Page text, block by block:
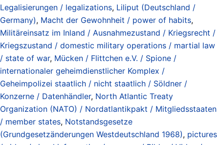
Legalisierungen / legalizations, Liliput (Deutschland /
Germany), Macht der Gewohnheit / power of habits,
Militäreinsatz im Inland / Ausnahmezustand / Kriegsrecht /
Kriegszustand / domestic military operations / martial law
/ state of war, Mücken / Flittchen e.V. / Spione /
internationaler geheimdienstlicher Komplex /
Geheimpolizei staatlich / nicht staatlich / Söldner /
Konzerne / Datenhändler, North Atlantic Treaty
Organization (NATO) / Nordatlantikpakt / Mitgliedsstaaten
/ member states, Notstandsgesetze
(Grundgesetzänderungen Westdeutschland 1968), pictures